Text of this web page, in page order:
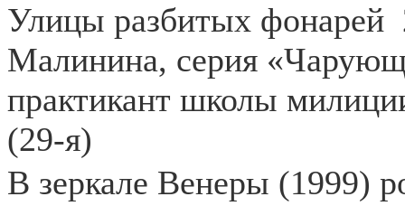
Улицы разбитых фонарей
Малинина, серия
практикант школы
(29-я)
В зеркале Венеры (1999)